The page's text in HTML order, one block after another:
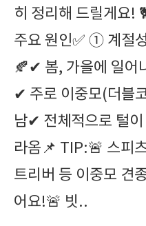
히 정리해 드릴게요!
주요 원인✅ ① 계절
🍂✔ 봄, 가을에 일어
✔ 주로 이중모(더블
남✔ 전체적으로 털
라옴📌 TIP:🚨 스피
트리버 등 이중모 견
어요!🚨 빗..